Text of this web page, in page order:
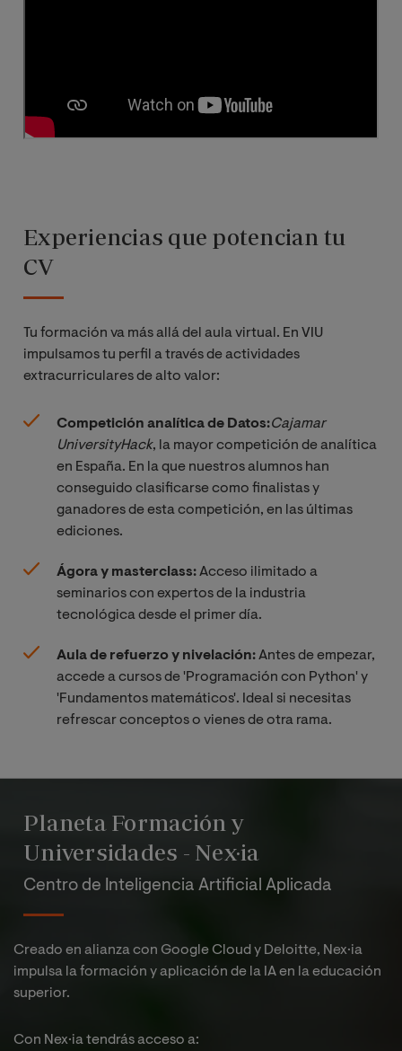
Experiencias que potencian tu
CV
Tu formación va más allá del aula virtual. En VIU
impulsamos tu perfil a través de actividades
extracurriculares de alto valor:
Competición analítica de Datos:Cajamar
UniversityHack, la mayor competición de analítica
en España. En la que nuestros alumnos han
conseguido clasificarse como finalistas y
ganadores de esta competición, en las últimas
ediciones.
Ágora y masterclass:Acceso ilimitado a
seminarios con expertos de la industria
tecnológica desde el primer día.
Aula de refuerzo y nivelación:Antes de empezar,
accede a cursos de 'Programación con Python' y
'Fundamentos matemáticos'. Ideal si necesitas
refrescar conceptos o vienes de otra rama.
Planeta Formación y
Universidades - Nex·ia
Centro de Inteligencia Artificial Aplicada
Creado en alianza con Google Cloud y Deloitte, Nex·ia
impulsa la formación y aplicación de la IA en la educación
superior.
Con Nex·ia tendrás acceso a:​